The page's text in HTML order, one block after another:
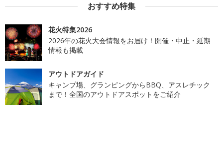
おすすめ特集
花火特集2026
2026年の花火大会情報をお届け！開催・中止・延期
情報も掲載
アウトドアガイド
キャンプ場、グランピングからBBQ、アスレチック
まで！全国のアウトドアスポットをご紹介